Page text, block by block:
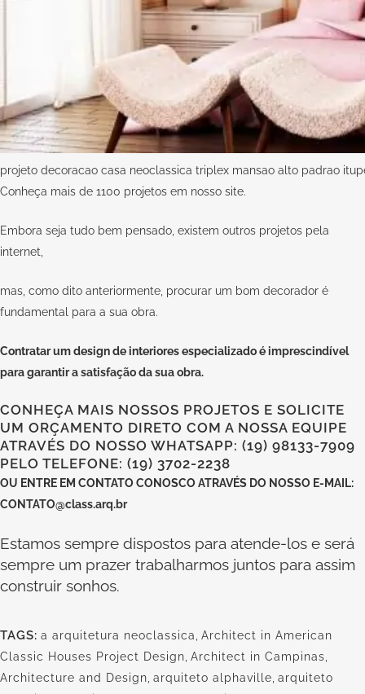
projeto decoracao casa neoclassica triplex mansao alto padrao
Conheça mais de 1100 projetos em nosso site.
Embora seja tudo bem pensado, existem outros projetos pela
internet,
mas, como dito anteriormente, procurar um bom decorador é
fundamental para a sua obra.
Contratar um design de interiores especializadoé imprescindível
para garantir a satisfação da sua obra.
CONHEÇA MAIS NOSSOS PROJETOS E SOLICITE
UM ORÇAMENTO DIRETO COM A NOSSA EQUIPE
ATRAVÉS DO NOSSO WHATSAPP: (19) 98133-7909
PELO TELEFONE: (19) 3702-2238
OU ENTRE EM CONTATO CONOSCOATRAVÉS DO NOSSO E-MAIL:
CONTATO@class.arq.br
Estamos sempre dispostos para atende-los e será
sempre um prazer trabalharmos juntos para assim
construir sonhos.
TAGS: a arquitetura neoclassica, Architect in American
Classic Houses Project Design, Architect in Campinas,
Architecture and Design, arquiteto alphaville, arquiteto